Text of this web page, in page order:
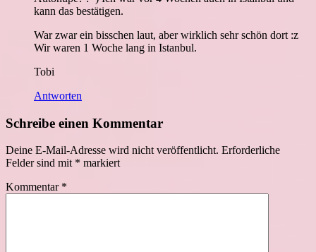
kann das bestätigen.
War zwar ein bisschen laut, aber wirklich sehr schön dort :z
Wir waren 1 Woche lang in Istanbul.
Tobi
Antworten
Schreibe einen Kommentar
Deine E-Mail-Adresse wird nicht veröffentlicht. Erforderliche
Felder sind mit * markiert
Kommentar *